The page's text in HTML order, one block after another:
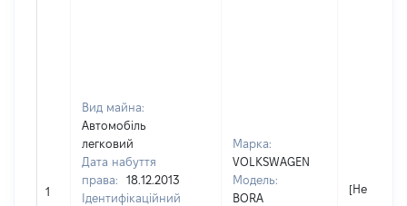
1
Вид майна:
Автомобіль
легковий
Дата набуття
права:
18.12.2013
Ідентифікаційний
Марка:
VOLKSWAGEN
Модель:
BORA
[Не